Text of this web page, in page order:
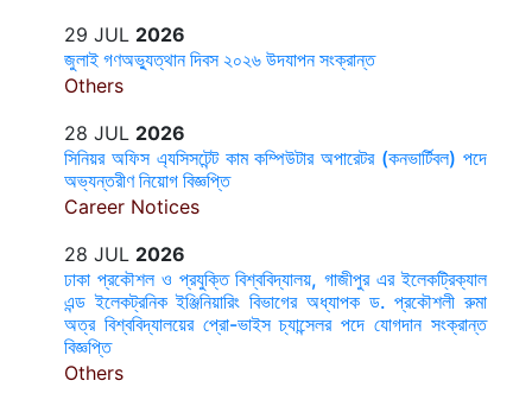
29 JUL 2026
জুলাই গণঅভ্যুত্থান দিবস ২০২৬ উদযাপন সংক্রান্ত
Others
28 JUL 2026
সিনিয়র অফিস এ্যসিসটেন্ট কাম কম্পিউটার অপারেটর (কনভার্টিবল) পদে
অভ্যন্তরীণ নিয়োগ বিজ্ঞপ্তি
Career Notices
28 JUL 2026
ঢাকা প্রকৌশল ও প্রযুক্তি বিশ্ববিদ্যালয়, গাজীপুর এর ইলেকট্রিক্যাল
এন্ড ইলেকট্রনিক ইঞ্জিনিয়ারিং বিভাগের অধ্যাপক ড. প্রকৌশলী রুমা
অত্র বিশ্ববিদ্যালয়ের প্রো-ভাইস চ্যান্সেলর পদে যোগদান সংক্রান্ত
বিজ্ঞপ্তি
Others